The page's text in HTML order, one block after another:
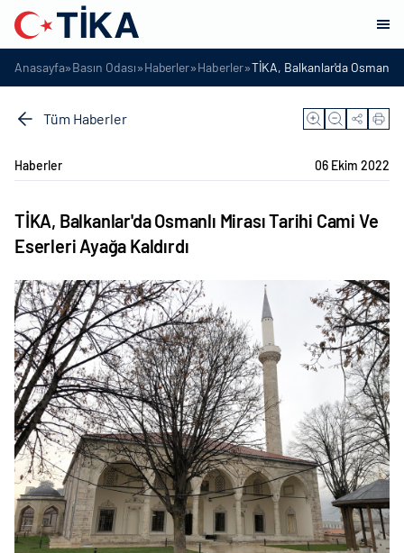
Anasayfa»Basın Odası»Haberler»Haberler»TİKA, Balkanlar'da Osmanlı
Tüm Haberler
Haberler 06 Ekim 2022
TİKA, Balkanlar'da Osmanlı Mirası Tarihi Cami Ve
Eserleri Ayağa Kaldırdı